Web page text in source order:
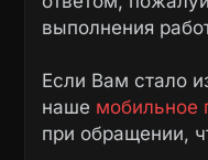
выполнения
Если Вам стало
наше мобильное
при обращении,